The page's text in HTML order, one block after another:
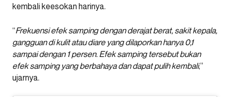
kembali keesokan harinya.
“Frekuensi efek samping dengan derajat berat, sakit kepala,
gangguan di kulit atau diare yang dilaporkan hanya 0,1
sampai dengan 1 persen. Efek samping tersebut bukan
efek samping yang berbahaya dan dapat pulih kembali,”
ujarnya.